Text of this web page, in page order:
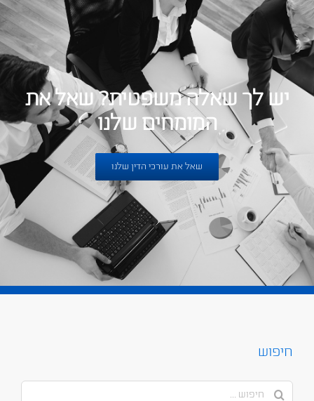
יש לך שאלה משפטית? שאל את
המומחים שלנו
שאל את עורכי הדין שלנו
חיפוש
חיפוש...